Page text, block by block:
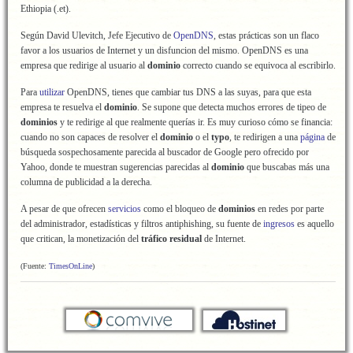
Ethiopia (.et).
Según David Ulevitch, Jefe Ejecutivo de OpenDNS, estas prácticas son un flaco
favor a los usuarios de Internet y un disfuncion del mismo. OpenDNS es una
empresa que redirige al usuario al dominio correcto cuando se equivoca al escribirlo.
Para utilizar OpenDNS, tienes que cambiar tus DNS a las suyas, para que esta
empresa te resuelva el dominio. Se supone que detecta muchos errores de tipeo de
dominios y te redirige al que realmente querías ir. Es muy curioso cómo se financia:
cuando no son capaces de resolver el dominio o el typo, te redirigen a una página de
búsqueda sospechosamente parecida al buscador de Google pero ofrecido por
Yahoo, donde te muestran sugerencias parecidas al dominio que buscabas más una
columna de publicidad a la derecha.
A pesar de que ofrecen servicios como el bloqueo de dominios en redes por parte
del administrador, estadísticas y filtros antiphishing, su fuente de ingresos es aquello
que critican, la monetización del tráfico residual de Internet.
(Fuente: TimesOnLine)